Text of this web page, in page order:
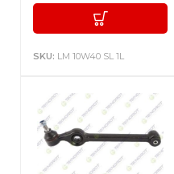
SKU: LM 10W40 SL 1L